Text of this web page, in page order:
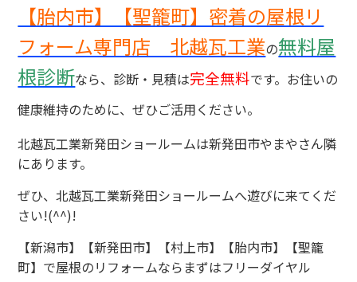
【胎内市】【聖籠町】密着の屋根リ
フォーム専門店 北越瓦工業の無料屋
根診断なら、診断・見積は完全無料です。お住いの
健康維持のために、ぜひご活用ください。
北越瓦工業新発田ショールームは新発田市やまやさん隣
にあります。
ぜひ、北越瓦工業新発田ショールームへ遊びに来てくだ
さい!(^^)!
【新潟市】【新発田市】【村上市】【胎内市】【聖籠
町】で屋根のリフォームならまずはフリーダイヤル